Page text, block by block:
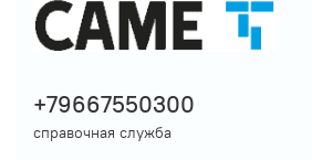
+79667550300
справочная служба